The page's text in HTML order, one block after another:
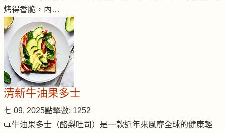
烤得香脆，內…
清新牛油果多士
七 09, 2025點擊數: 1252
📜牛油果多士（酪梨吐司）是一款近年來風靡全球的健康輕